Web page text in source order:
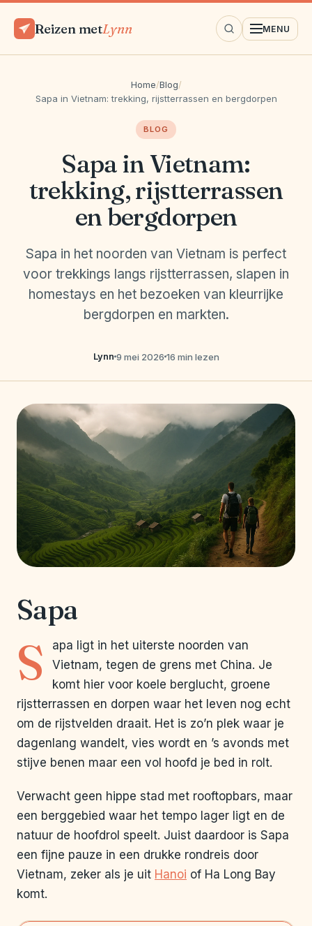
Reizen metLynn MENU
Home/Blog/
Sapa in Vietnam: trekking, rijstterrassen en bergdorpen
BLOG
Sapa in Vietnam:
trekking, rijstterrassen
en bergdorpen
Sapa in het noorden van Vietnam is perfect
voor trekkings langs rijstterrassen, slapen in
homestays en het bezoeken van kleurrijke
bergdorpen en markten.
Lynn 9 mei 2026 16 min lezen
Sapa
S
apa ligt in het uiterste noorden van
Vietnam, tegen de grens met China. Je
komt hier voor koele berglucht, groene
rijstterrassen en dorpen waar het leven nog echt
om de rijstvelden draait. Het is zo’n plek waar je
dagenlang wandelt, vies wordt en ’s avonds met
stijve benen maar een vol hoofd je bed in rolt.
Verwacht geen hippe stad met rooftopbars, maar
een berggebied waar het tempo lager ligt en de
natuur de hoofdrol speelt. Juist daardoor is Sapa
een fijne pauze in een drukke rondreis door
Vietnam, zeker als je uit Hanoi of Ha Long Bay
komt.